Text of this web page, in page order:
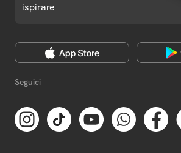
ispirare
Seguici